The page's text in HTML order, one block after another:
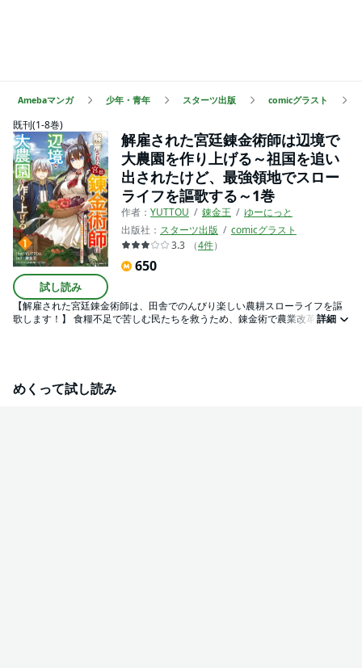
Amebaマンガ 少年・青年 スターツ出版 comicグラスト
既刊(1-8巻)
試し読み
解雇された宮廷錬金術師は辺境で
大農園を作り上げる～祖国を追い
出されたけど、最強領地でスロー
ライフを謳歌する～1巻
作者： YUTTOU 錬金王
ゆーにっと
出版社： スターツ出版
comicグラスト
3.3
（4件）
650
【解雇された宮廷錬金術師は、田舎でのんびり楽しい農耕スローライフを謳
歌します！】 食糧不足で苦しむ民たちを救うため、錬金術で農業改革を進め
した作物は荒れた土地でもなんのその、とんでもないスピード成長して――!?
イサギがもたらした農業改革はやがて村を救う希望となっていく――！田舎
詳細
めくって試し読み